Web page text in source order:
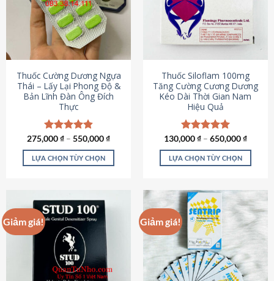
Các
tùy
chọn
có
thể
chọn
trên
trang
sản
phẩm
tùy
chọn
có
được
chọn
trên
trang
sản
phẩm
Thuốc Cường Dương Ngựa
Thái – Lấy Lại Phong Độ &
Bản Lĩnh Đàn Ông Đích
Thực
Được xếp
hạng4.87
5 sao
275,000₫ – 550,000₫
LỰA CHỌN TÙY CHỌN
có
nhiều
biến
thể.
Các
tùy
Thuốc Siloflam 100mg
Tăng Cường Cương Dương
Kéo Dài Thời Gian Nam
Hiệu Quả
Được xếp
hạng5.00
5 sao
130,000₫ – 650,000₫
LỰA CHỌN TÙY CHỌN
này
có
nhiều
biến
thể.
Các
tùy
Giảm giá! Giảm giá!